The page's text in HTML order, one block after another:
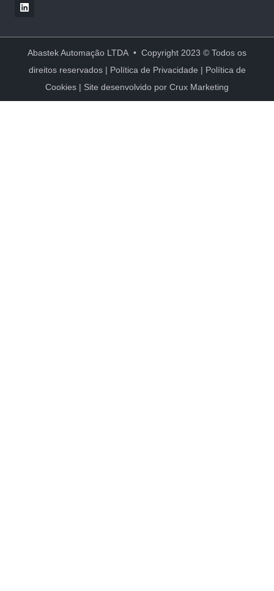
Abastek Automação LTDA • Copyright 2023 © Todos os
direitos reservados | Política de Privacidade | Política de
Cookies | Site desenvolvido por Crux Marketing